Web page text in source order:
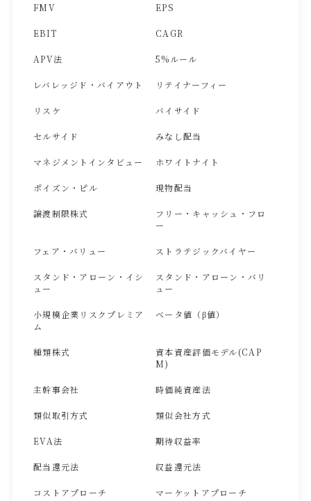
FMV EPS
EBIT CAGR
APV法 5%ルール
レバレッジド・バイアウト リテイナーフィー
リスケ バイサイド
セルサイド みなし配当
マネジメントインタビュー ホワイトナイト
ポイズン・ピル 現物配当
譲渡制限株式
フリー・キャッシュ・フロ
ー
フェア・バリュー ストラテジックバイヤー
スタンド・アローン・イシ
ュー
スタンド・アローン・バリ
ュー
小規模企業リスクプレミア
ム
ベータ値（β値）
種類株式
資本資産評価モデル(CAP
M)
主幹事会社 時価純資産法
類似取引方式 類似会社方式
EVA法 期待収益率
配当還元法 収益還元法
コストアプローチ マーケットアプローチ